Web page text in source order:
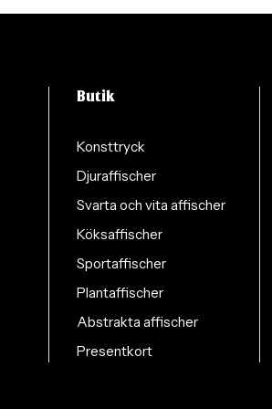
Butik
Konsttryck
Djuraffischer
Svarta och vita affischer
Köksaffischer
Sportaffischer
Plantaffischer
Abstrakta affischer
Presentkort